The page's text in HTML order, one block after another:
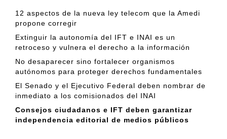
12 aspectos de la nueva ley telecom que la Amedi
propone corregir
Extinguir la autonomía del IFT e INAI es un
retroceso y vulnera el derecho a la información
No desaparecer sino fortalecer organismos
autónomos para proteger derechos fundamentales
El Senado y el Ejecutivo Federal deben nombrar de
inmediato a los comisionados del INAI
Consejos ciudadanos e IFT deben garantizar
independencia editorial de medios públicos